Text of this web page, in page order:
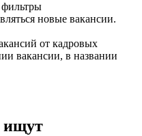
фильтры
новые вакансии.
от кадровых
вакансии, в названии
ищут